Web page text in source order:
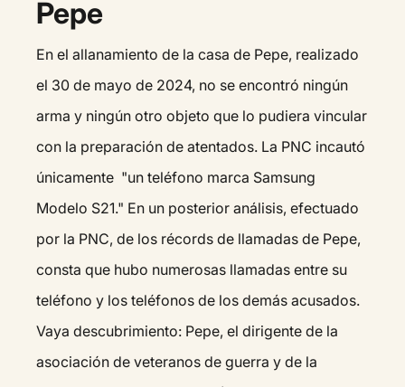
Pepe
En el allanamiento de la casa de Pepe, realizado
el 30 de mayo de 2024, no se encontró ningún
arma y ningún otro objeto que lo pudiera vincular
con la preparación de atentados. La PNC incautó
únicamente "un teléfono marca Samsung
Modelo S21." En un posterior análisis, efectuado
por la PNC, de los récords de llamadas de Pepe,
consta que hubo numerosas llamadas entre su
teléfono y los teléfonos de los demás acusados.
Vaya descubrimiento: Pepe, el dirigente de la
asociación de veteranos de guerra y de la